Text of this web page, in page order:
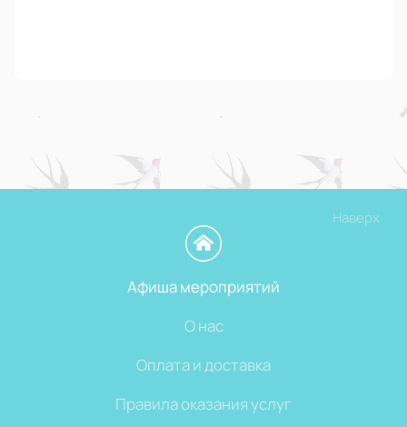
Наверх
Афиша мероприятий
О нас
Оплата и доставка
Правила оказания услуг